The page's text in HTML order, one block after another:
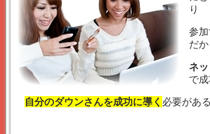
り
参
だか
ネ
で
自分のダウンさんを成功に導く 必要があ